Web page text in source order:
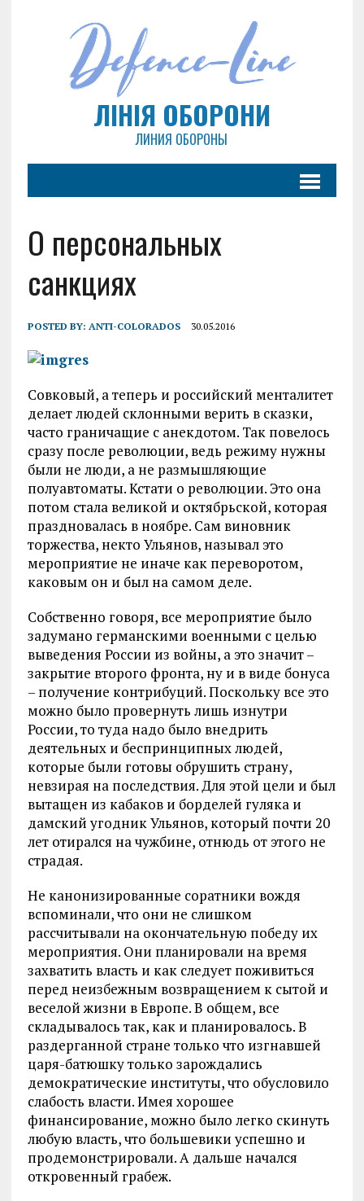
ЛІНІЯ ОБОРОНИ
ЛИНИЯ ОБОРОНЫ
О персональных
санкциях
POSTED BY: ANTI-COLORADOS 30.05.2016
Совковый, а теперь и российский менталитет
делает людей склонными верить в сказки,
часто граничащие с анекдотом. Так повелось
сразу после революции, ведь режиму нужны
были не люди, а не размышляющие
полуавтоматы. Кстати о революции. Это она
потом стала великой и октябрьской, которая
праздновалась в ноябре. Сам виновник
торжества, некто Ульянов, называл это
мероприятие не иначе как переворотом,
каковым он и был на самом деле.
Собственно говоря, все мероприятие было
задумано германскими военными с целью
выведения России из войны, а это значит –
закрытие второго фронта, ну и в виде бонуса
– получение контрибуций. Поскольку все это
можно было провернуть лишь изнутри
России, то туда надо было внедрить
деятельных и беспринципных людей,
которые были готовы обрушить страну,
невзирая на последствия. Для этой цели и был
вытащен из кабаков и борделей гуляка и
дамский угодник Ульянов, который почти 20
лет отирался на чужбине, отнюдь от этого не
страдая.
Не канонизированные соратники вождя
вспоминали, что они не слишком
рассчитывали на окончательную победу их
мероприятия. Они планировали на время
захватить власть и как следует поживиться
перед неизбежным возвращением к сытой и
веселой жизни в Европе. В общем, все
складывалось так, как и планировалось. В
раздерганной стране только что изгнавшей
царя-батюшку только зарождались
демократические институты, что обусловило
слабость власти. Имея хорошее
финансирование, можно было легко скинуть
любую власть, что большевики успешно и
продемонстрировали. А дальше начался
откровенный грабеж.